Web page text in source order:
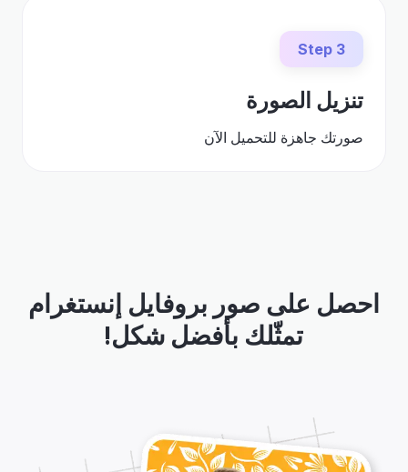
Step 3
تنزيل الصورة
صورتك جاهزة للتحميل الآن
احصل على صور بروفايل إنستغرام
تمثّلك بأفضل شكل!